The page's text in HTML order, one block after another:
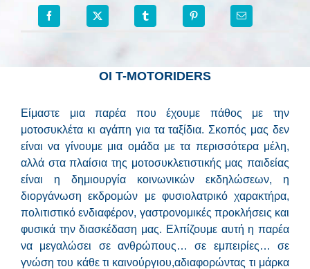
ΟΙ Τ-MOTORIDERS
Είμαστε μια παρέα που έχουμε πάθος με την
μοτοσυκλέτα κι αγάπη για τα ταξίδια. Σκοπός μας δεν
είναι να γίνουμε μια ομάδα με τα περισσότερα μέλη,
αλλά στα πλαίσια της μοτοσυκλετιστικής μας παιδείας
είναι η δημιουργία κοινωνικών εκδηλώσεων, η
διοργάνωση εκδρομών με φυσιολατρικό χαρακτήρα,
πολιτιστικό ενδιαφέρον, γαστρονομικές προκλήσεις και
φυσικά την διασκέδαση μας. Ελπίζουμε αυτή η παρέα
να μεγαλώσει σε ανθρώπους… σε εμπειρίες… σε
γνώση του κάθε τι καινούργιου,αδιαφορώντας τι μάρκα